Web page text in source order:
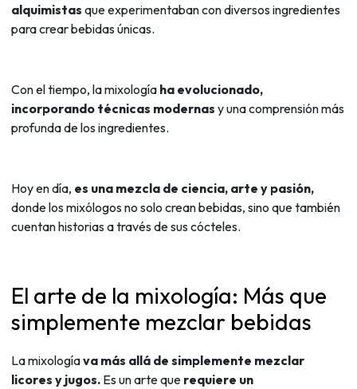
alquimistas que experimentaban con diversos ingredientes
para crear bebidas únicas.
Con el tiempo, la mixología ha evolucionado,
incorporando técnicas modernas y una comprensión más
profunda de los ingredientes.
Hoy en día, es una mezcla de ciencia, arte y pasión,
donde los mixólogos no solo crean bebidas, sino que también
cuentan historias a través de sus cócteles.
El arte de la mixología: Más que
simplemente mezclar bebidas
La mixologíava más allá de simplemente mezclar
licores y jugos. Es un arte que requiere un